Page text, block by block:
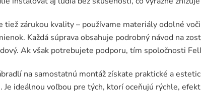
tiež zárukou kvality – používame materiály odolné
Každá súprava obsahuje podrobný návod na
Ak však potrebujete podporu, tím spoločnosti
na samostatnú montáž získate praktické a
Je ideálnou voľbou pre tých, ktorí oceňujú rýchle,